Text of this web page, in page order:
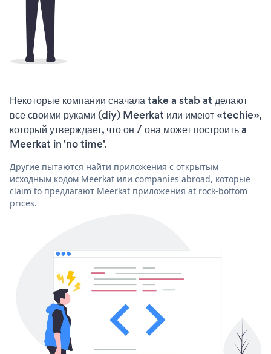
Некоторые компании сначала take a stab at делают
все своими руками (diy) Meerkat или имеют «techie»,
который утверждает, что он / она может построить a
Meerkat in 'no time'.
Другие пытаются найти приложения с открытым
исходным кодом Meerkat или companies abroad, которые
claim to предлагают Meerkat приложения at rock-bottom
prices.